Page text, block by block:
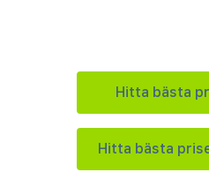
Hitta bästa
Hitta bästa